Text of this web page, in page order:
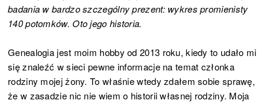
badania w bardzo szczególny prezent: wykres promienisty
140 potomków. Oto jego historia.
Genealogia jest moim hobby od 2013 roku, kiedy to udało mi
się znaleźć w sieci pewne informacje na temat członka
rodziny mojej żony. To właśnie wtedy zdałem sobie sprawę,
że w zasadzie nic nie wiem o historii własnej rodziny. Moja